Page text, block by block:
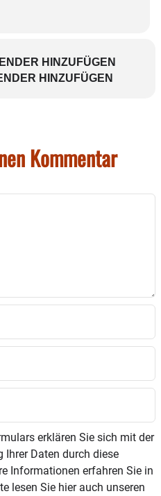
live aus der Hängematte!
HINZUFÜGEN
HINZUFÜGEN
Kommentar
erklären Sie sich mit der
Ihrer Daten durch diese
Informationen erfahren Sie in
lesen Sie hier auch unseren